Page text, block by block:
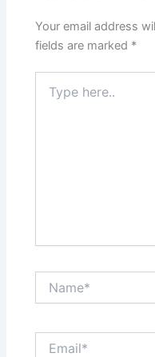
Your email address
fields are marked *
here..